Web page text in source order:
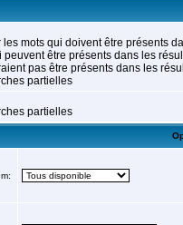
mots qui doivent être présents
être présents dans les
pas être présents dans les
partielles
partielles